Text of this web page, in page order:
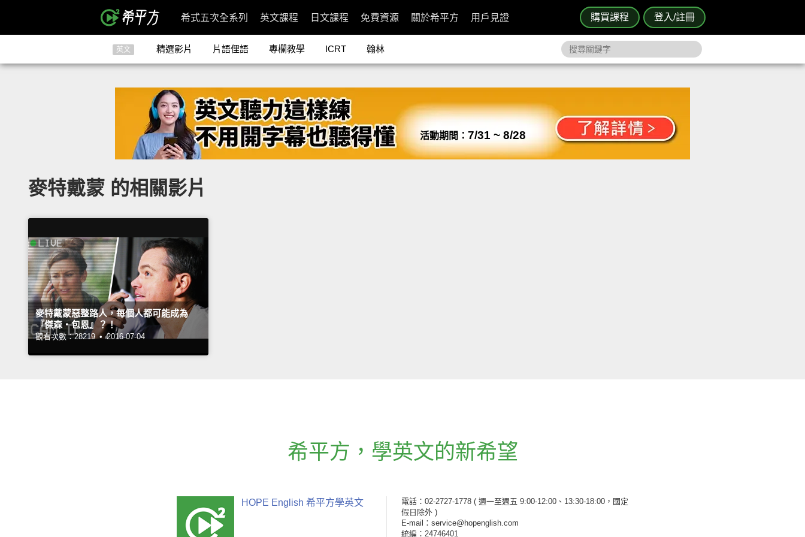
購買課程 登入/註冊
希式五次全系列 英文課程 日文課程 免費資源 關於希平方 用戶見證
英文 精選影片 片語俚語 專欄教學 ICRT 翰林
活動期間： 7/31 ~ 8/28
麥特戴蒙 的相關影片
麥特戴蒙惡整路人，每個人都可能成為
『傑森‧包恩』？！
觀看次數：28219 • 2016-07-04
希平方 ， 學英文的新希望
HOPE English 希平方學英文 電話：02-2727-1778 ( 週一至週五 9:00-12:00、13:30-18:00，國定
假日除外 )
E-mail：service@hopenglish.com
統編：24746401